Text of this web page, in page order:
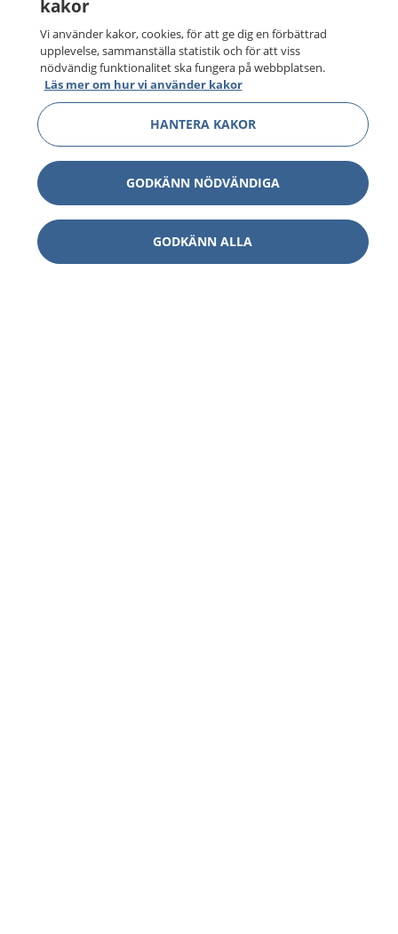
kakor
Vi använder kakor, cookies, för att ge dig en förbättrad
upplevelse, sammanställa statistik och för att viss
nödvändig funktionalitet ska fungera på webbplatsen.
Läs mer om hur vi använder kakor
HANTERA KAKOR
GODKÄNN NÖDVÄNDIGA
GODKÄNN ALLA